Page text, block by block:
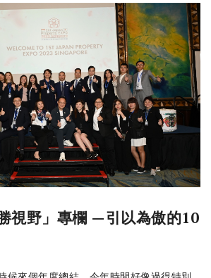
視野」專欄 —引以為傲的10